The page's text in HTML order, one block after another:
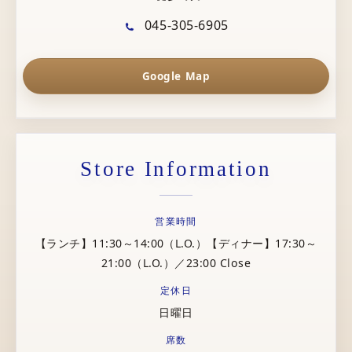
045-305-6905
Google Map
Store Information
営業時間
【ランチ】11:30～14:00（L.O.）【ディナー】17:30～
21:00（L.O.）／23:00 Close
定休日
日曜日
席数